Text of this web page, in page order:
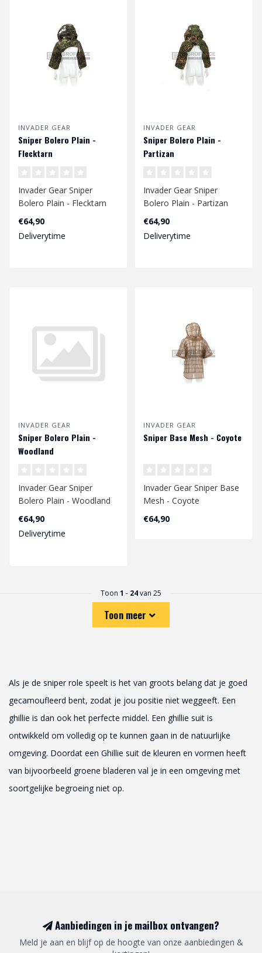
INVADER GEAR
Sniper Bolero Plain -
Flecktarn
Invader Gear Sniper
Bolero Plain - Flecktarn
€64,90
Deliverytime
INVADER GEAR
Sniper Bolero Plain -
Partizan
Invader Gear Sniper
Bolero Plain - Partizan
€64,90
Deliverytime
INVADER GEAR
Sniper Bolero Plain -
Woodland
Invader Gear Sniper
Bolero Plain - Woodland
€64,90
Deliverytime
INVADER GEAR
Sniper Base Mesh - Coyote
Invader Gear Sniper Base
Mesh - Coyote
€64,90
Toon 1 - 24van 25
Toon meer
Als je de sniper role speelt is het van groots belang dat je goed
gecamoufleerd bent, zodat je jou positie niet weggeeft. Een
ghillie is dan ook het perfecte middel. Een ghillie suit is
ontwikkeld om volledig op te kunnen gaan in de natuurlijke
omgeving. Doordat een Ghillie suit de kleuren en vormen heeft
van bijvoorbeeld groene bladeren val je in een omgeving met
soortgelijke begroeing niet op.
Aanbiedingen in je mailbox ontvangen?
Meld je aan en blijf op de hoogte van onze aanbiedingen &